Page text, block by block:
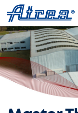
Skip to content